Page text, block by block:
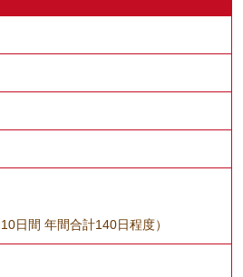
日間 年間合計140日程度）